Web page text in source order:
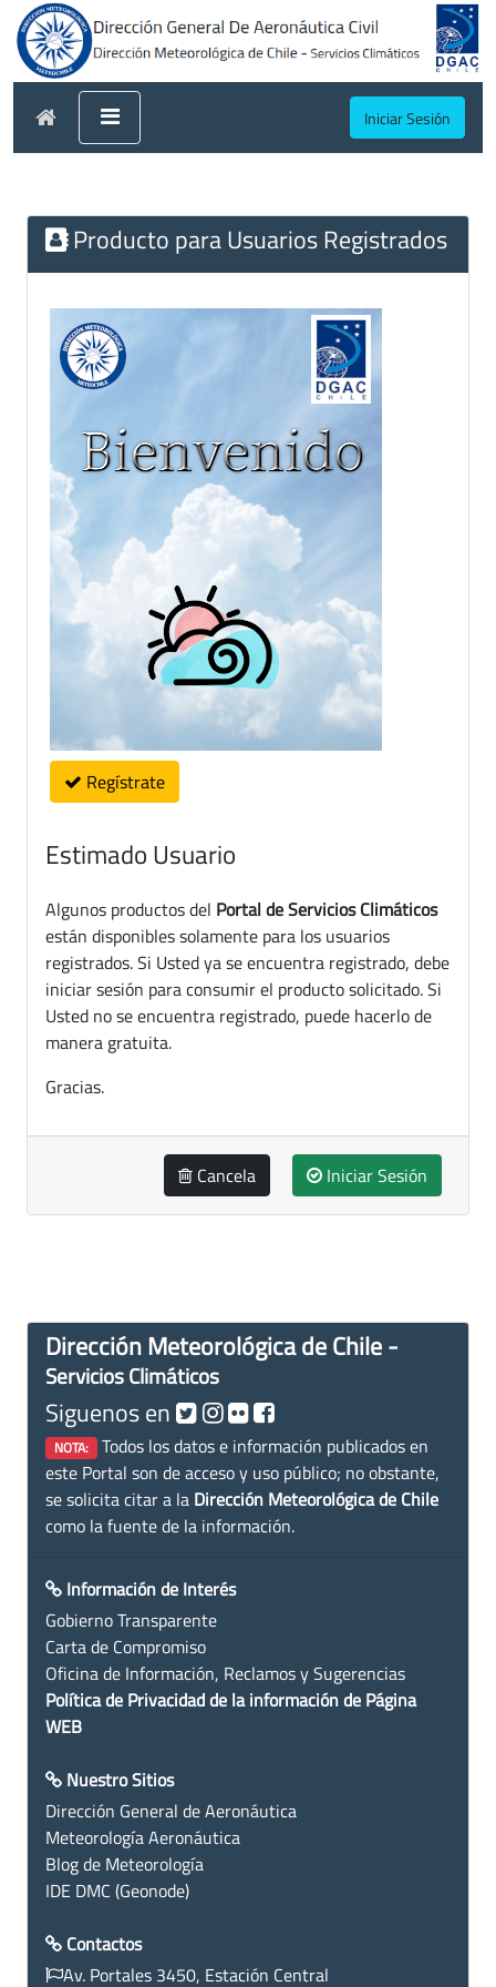
Iniciar Sesión
Producto para Usuarios Registrados
Regístrate
Estimado Usuario
Algunos productos del Portal de Servicios Climáticos
están disponibles solamente para los usuarios
registrados. Si Usted ya se encuentra registrado, debe
iniciar sesión para consumir el producto solicitado. Si
Usted no se encuentra registrado, puede hacerlo de
manera gratuita.
Gracias.
Cancela Iniciar Sesión
Dirección Meteorológica de Chile -
Servicios Climáticos
Siguenos en
NOTA: Todos los datos e información publicados en
este Portal son de acceso y uso público; no obstante,
se solicita citar a la Dirección Meteorológica de Chile
como la fuente de la información.
Información de Interés
Gobierno Transparente
Carta de Compromiso
Oficina de Información, Reclamos y Sugerencias
Política de Privacidad de la información de Página
WEB
Nuestro Sitios
Dirección General de Aeronáutica
Meteorología Aeronáutica
Blog de Meteorología
IDE DMC (Geonode)
Contactos
Av. Portales 3450, Estación Central